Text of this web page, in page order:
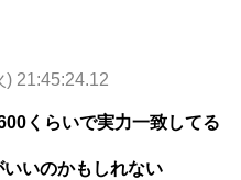
) 21:45:24.12
くらいで実力一致してる
いのかもしれない